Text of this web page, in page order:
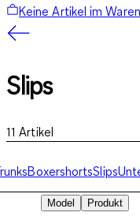
Keine Artikel im
Slips
11 Artikel
BoxershortsSlips
Model
Produkt